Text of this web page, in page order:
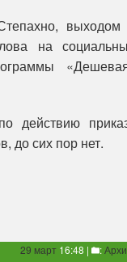
на
действию
до сих пор нет.
29 март 16:48 | :